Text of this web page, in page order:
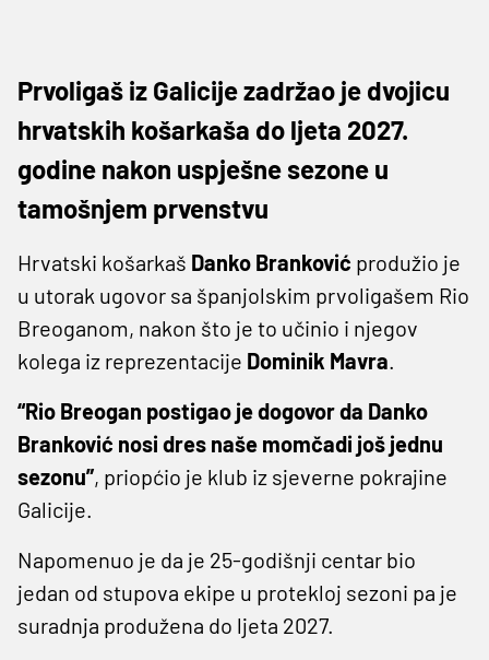
Prvoligaš iz Galicije zadržao je dvojicu
hrvatskih košarkaša do ljeta 2027.
godine nakon uspješne sezone u
tamošnjem prvenstvu
Hrvatski košarkaš Danko Branković produžio je
u utorak ugovor sa španjolskim prvoligašem Rio
Breoganom, nakon što je to učinio i njegov
kolega iz reprezentacije Dominik Mavra.
“Rio Breogan postigao je dogovor da Danko
Branković nosi dres naše momčadi još jednu
sezonu”, priopćio je klub iz sjeverne pokrajine
Galicije.
Napomenuo je da je 25-godišnji centar bio
jedan od stupova ekipe u protekloj sezoni pa je
suradnja produžena do ljeta 2027.